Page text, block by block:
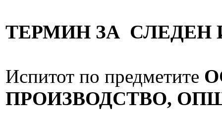
ТЕРМИН ЗА СЛЕДЕН
Испитот по предметите
ПРОИЗВОДСТВО,